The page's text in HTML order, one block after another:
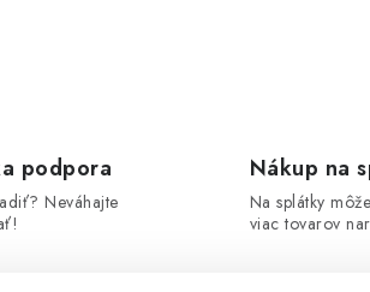
podpora
Neváhajte
Nákup na
Na splátky
viac tovarov